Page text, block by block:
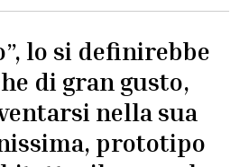
lo si definirebbe
di gran gusto,
nella sua
prototipo